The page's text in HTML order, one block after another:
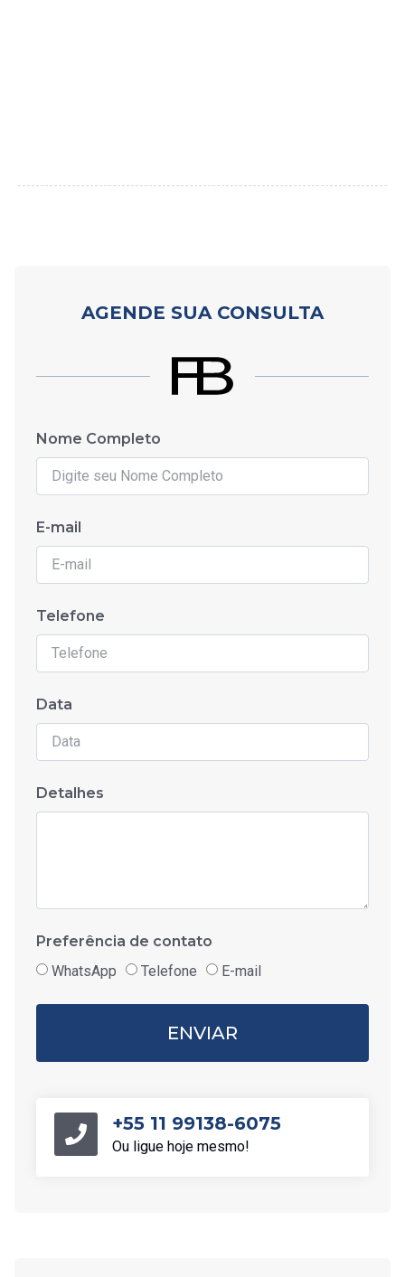
AGENDE SUA CONSULTA
Nome Completo
E-mail
Telefone
Data
Detalhes
Preferência de contato
WhatsApp
Telefone E-mail
ENVIAR
+55 11 99138-6075
Ou ligue hoje mesmo!